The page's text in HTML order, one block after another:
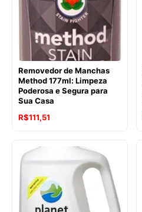
Removedor de Manchas
Method 177ml: Limpeza
Poderosa e Segura para
Sua Casa
O
original
era:
R$135,24.
R$111,51
é:
R$111,51.